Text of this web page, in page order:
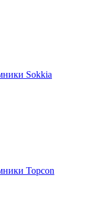
Sokkia
Topcon